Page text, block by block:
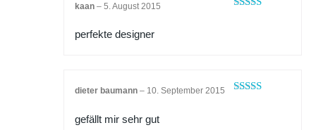
kaan – 5. August 2015
perfekte designer
dieter baumann – 10. September 2015
gefällt mir sehr gut